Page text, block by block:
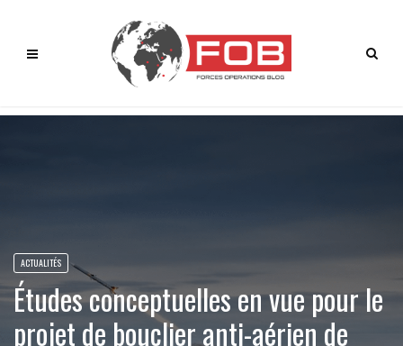
ACTUALITÉS
Études conceptuelles en vue pour le
projet de bouclier anti-aérien de